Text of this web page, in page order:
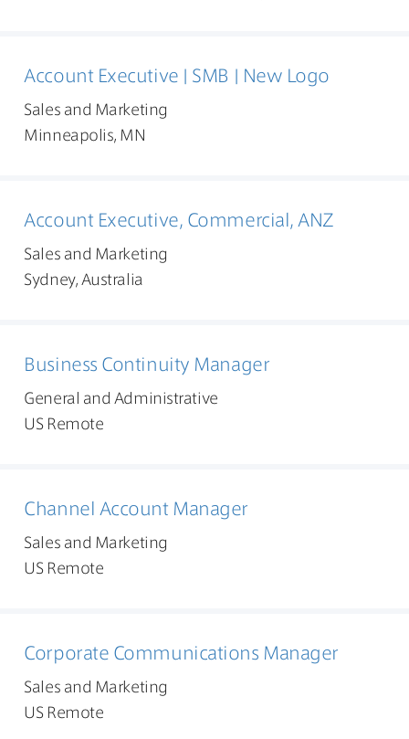
Account Executive | SMB | New Logo
Sales and Marketing
Minneapolis, MN
Account Executive, Commercial, ANZ
Sales and Marketing
Sydney, Australia
Business Continuity Manager
General and Administrative
US Remote
Channel Account Manager
Sales and Marketing
US Remote
Corporate Communications Manager
Sales and Marketing
US Remote